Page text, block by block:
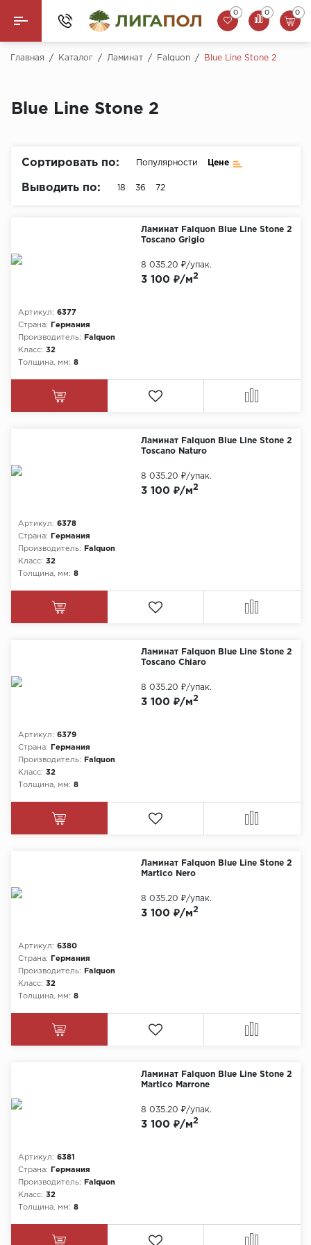
Назад
Химия
0 0 0
Главная / Каталог / Ламинат / Falquon / Blue Line Stone 2
Blue Line Stone 2
Сортировать по: Популярности Цене
Выводить по: 18 36 72
Ламинат Falquon Blue Line Stone 2
Toscano Grigio
Артикул: 6377
Страна:
Германия
Производитель:
Falquon
Класс: 32
Толщина, мм: 8
3 100 ₽/м2
8 035.20 ₽/упак.
Ламинат Falquon Blue Line Stone 2
Toscano Naturo
Артикул: 6378
Страна:
Германия
Производитель:
Falquon
Класс: 32
Толщина, мм: 8
3 100 ₽/м2
8 035.20 ₽/упак.
Ламинат Falquon Blue Line Stone 2
Toscano Chiaro
Артикул: 6379
Страна:
Германия
Производитель:
Falquon
Класс: 32
Толщина, мм: 8
3 100 ₽/м2
8 035.20 ₽/упак.
Ламинат Falquon Blue Line Stone 2
Martico Nero
Артикул: 6380
Страна:
Германия
Производитель:
Falquon
Класс: 32
Толщина, мм: 8
3 100 ₽/м2
8 035.20 ₽/упак.
Ламинат Falquon Blue Line Stone 2
Martico Marrone
Артикул: 6381
Страна:
Германия
Производитель:
Falquon
Класс: 32
Толщина, мм: 8
3 100 ₽/м2
8 035.20 ₽/упак.